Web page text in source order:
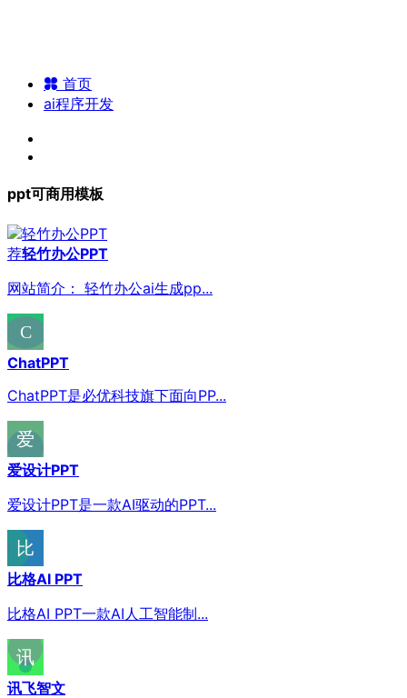
首页
ai程序开发
ppt可商用模板
荐轻竹办公PPT
网站简介： 轻竹办公ai生成pp...
ChatPPT
ChatPPT是必优科技旗下面向PP...
爱设计PPT
爱设计PPT是一款AI驱动的PPT...
比格AI PPT
比格AI PPT一款AI人工智能制...
讯飞智文